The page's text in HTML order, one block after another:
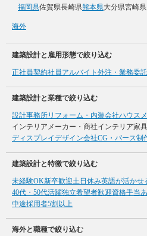
福岡県佐賀県長崎県熊本県大分県宮崎県
海外
建築設計と雇用形態で絞り込む
正社員契約社員アルバイト 外注・業務委託
建築設計と業種で絞り込む
設計事務所リフォーム・内装会社ハウス
インテリアメーカー・商社インテリア家
ディスプレイデザイン会社CG・パース制
建築設計と特徴で絞り込む
未経験OK新卒歓迎土日休み英語が活かせ
40代・50代活躍独立希望者歓迎資格手当
中途採用者5割以上
海外と職種で絞り込む